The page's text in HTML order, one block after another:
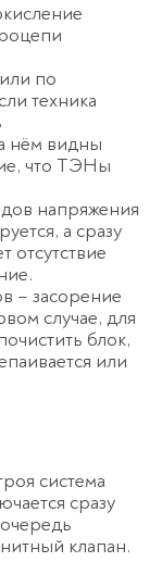
по
техника
нём видны
что ТЭНы
напряжения
а сразу
отсутствие
– засорение
случае, для
блок,
или
система
сразу
клапан.